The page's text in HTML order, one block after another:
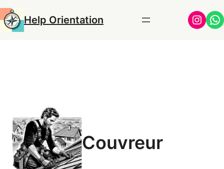
Aller
au
contenu
Help Orientation
Couvreur